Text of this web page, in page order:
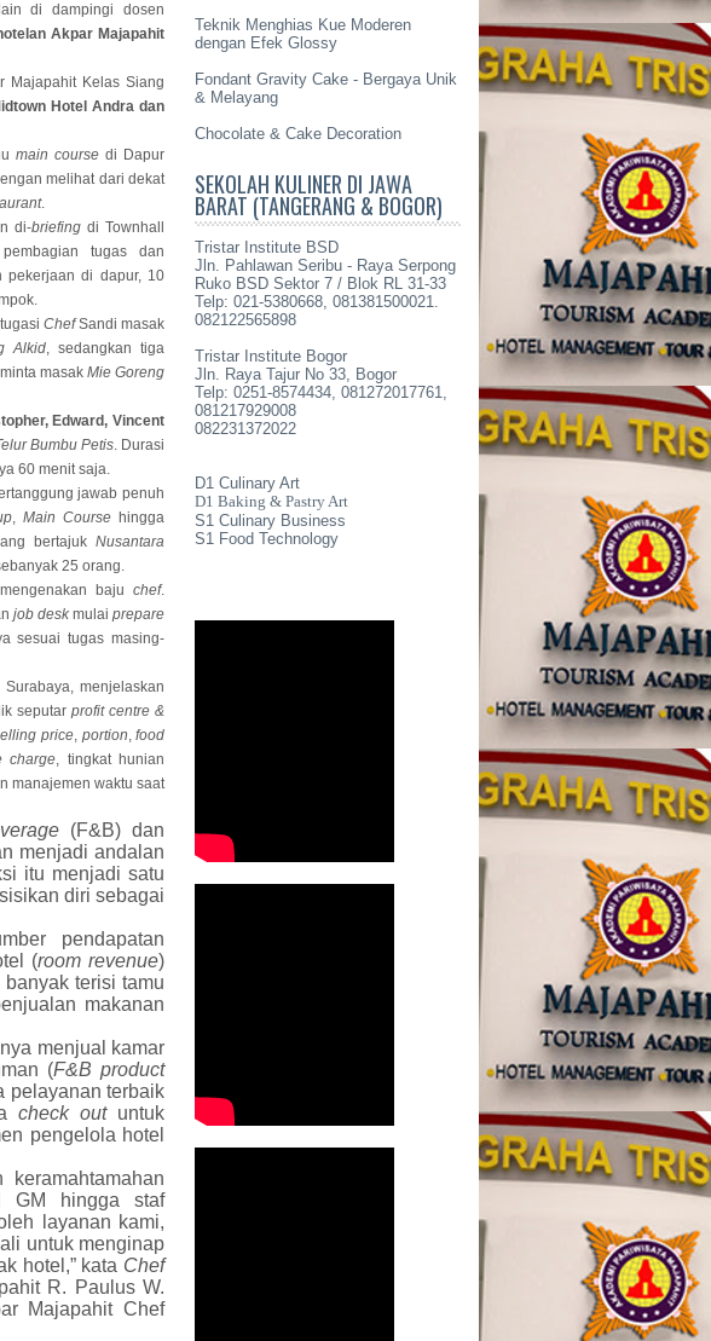
di dampingi dosen
Akpar Majapahit
Majapahit Kelas Siang
Hotel Andra dan
main coursedi Dapur
melihat dari dekat
.
di-briefing di Townhall
tugas dan
pekerjaan di dapur, 10
ChefSandi masak
Alkid, sedangkan tiga
masak Mie Goreng
Edward, Vincent
Bumbu Petis. Durasi
60 menit saja.
jawab penuh
, Main Course hingga
bertajuk Nusantara
25 orang.
baju chef.
job deskmulaiprepare
sesuai tugas masing-
menjelaskan
seputar profit centre &
price, portion,food
charge, tingkat hunian
manajemen waktu saat
(F&B) dan
menjadi andalan
itu menjadi satu
diri sebagai
pendapatan
(room revenue)
terisi tamu
makanan
menjual kamar
(F&B product
pelayanan terbaik
check out untuk
pengelola hotel
GM hingga staf
layanan kami,
untuk menginap
hotel,” kata Chef
R. Paulus W.
Majapahit Chef
Teknik Menghias Kue Moderen
dengan Efek Glossy
Fondant Gravity Cake - Bergaya Unik
& Melayang
Chocolate & Cake Decoration
SEKOLAH KULINER DI JAWA
BARAT (TANGERANG & BOGOR)
Tristar Institute BSD
Jln. Pahlawan Seribu - Raya Serpong
Ruko BSD Sektor 7 / Blok RL 31-33
Telp: 021-5380668, 081381500021.
082122565898
Tristar Institute Bogor
Jln. Raya Tajur No 33, Bogor
Telp: 0251-8574434, 081272017761,
081217929008
082231372022
D1 Culinary Art
D1 Baking & Pastry Art
S1 Culinary Business
S1 Food Technology